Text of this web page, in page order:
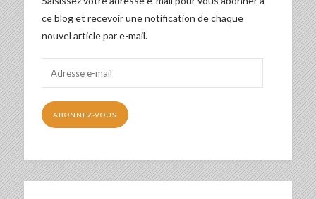
ce blog et recevoir une notification de chaque
nouvel article par e-mail.
mail
ABONNEZ-VOUS